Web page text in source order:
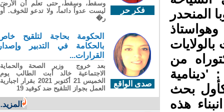
المنحدر
من
بحث
هذه
فكر حر
وسقطَ، وسقطَ، حتى تعلّم أن الأرضَ
ليست عدواً دائماً، ولا تدعو للخوف. أو
ر�
صدى الواقع
الحكومة بحاجة لتلقيح خاص
بالحكامة في التدبير وإصدار
القرارات...
بعد خروج وزير الصحة والحماية
الاجتماعية خالد أبت الطالب يوم
الخميس 21 أكتوبر 2021 بقرار اجبارية
العمل بجواز التلقيح ضد كوفيد 19
المزيد...